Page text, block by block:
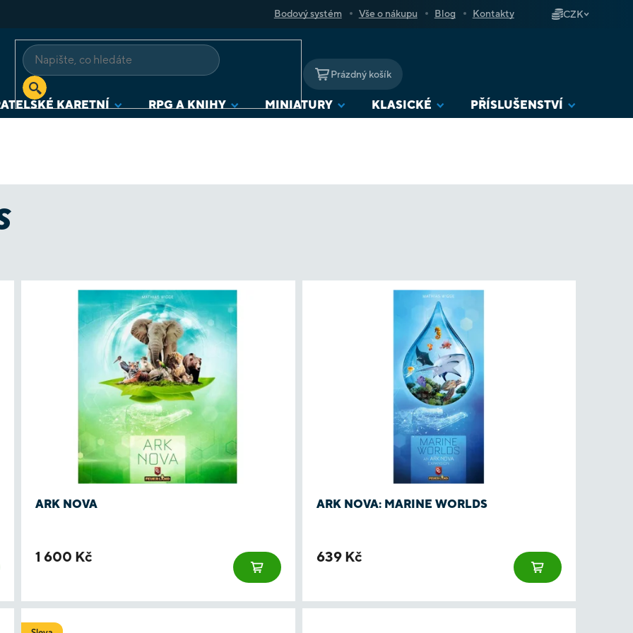
Bodový systém Vše o nákupu Blog Kontakty CZK
NÁKUPNÍ
KOŠÍK
Prázdný košík
KARETNÍ RPG A KNIHY MINIATURY KLASICKÉ PŘÍSLUŠENSTVÍ
ARK NOVA
1 600 Kč
ARK NOVA: MARINE WORLDS
639 Kč